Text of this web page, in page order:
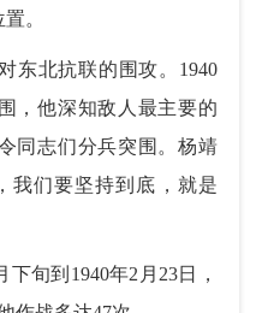
。
北抗联的围攻。1940
，他深知敌人最主要的
同志们分兵突围。杨靖
我们要坚持到底，就是
旬到1940年2月23日，